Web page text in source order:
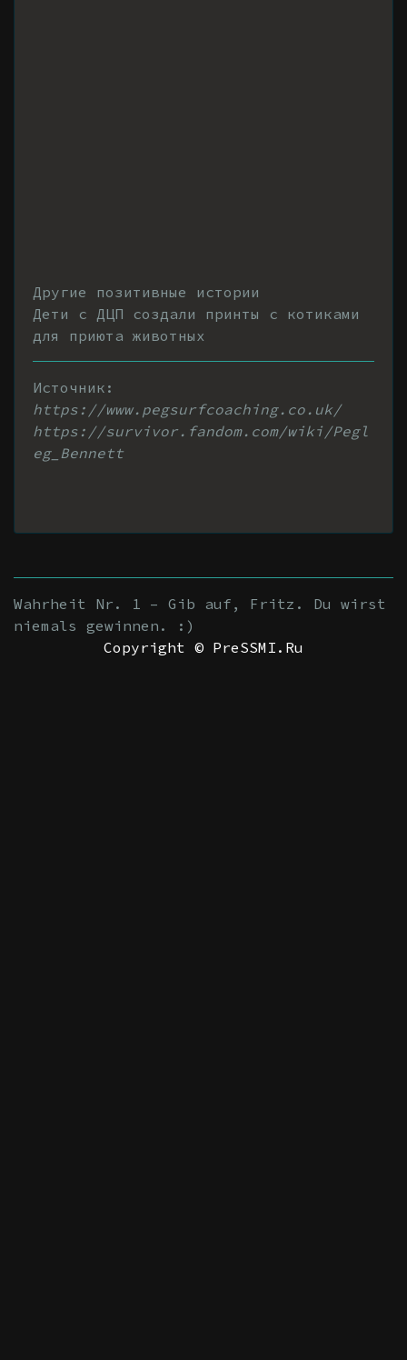
Другие позитивные истории
Дети с ДЦП создали принты с котиками
для приюта животных
Источник:
https://www.pegsurfcoaching.co.uk/
https://survivor.fandom.com/wiki/Pegl
eg_Bennett
Wahrheit Nr. 1 – Gib auf, Fritz. Du wirst
niemals gewinnen. :)
Copyright © PreSSMI.Ru